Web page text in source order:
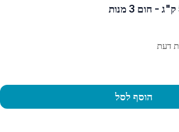
דעת
הוסף לסל